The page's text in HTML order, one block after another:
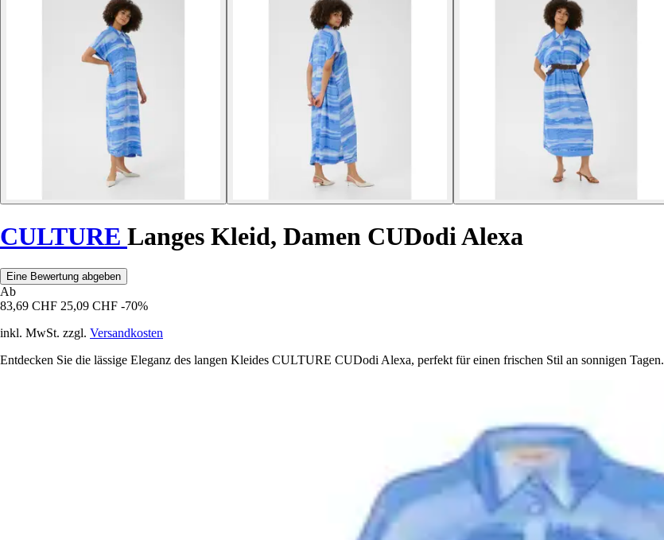
CULTURE Langes Kleid, Damen CUDodi Alexa
Eine Bewertung abgeben
Ab
83,69 CHF 25,09 CHF -70%
inkl. MwSt. zzgl. Versandkosten
Entdecken Sie die lässige Eleganz des langen Kleides CULTURE CUDodi Alexa, perfekt für einen frischen Stil an sonnigen Tagen.